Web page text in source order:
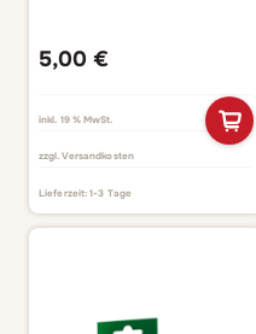
5,00 €
inkl. 19 % MwSt.
zzgl. Versandkosten
Lieferzeit:1-3 Tage